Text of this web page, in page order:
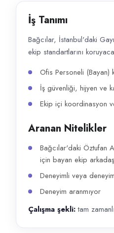
Başvuru kanalları
WhatsApp, Telegram, Telefon
İlan açıklaması
Bağcılar, İstanbul'daki Gayrimenkul
İş Tanımı
Bağcılar, İstanbul'daki
ekip standartlarını
Ofis Personeli (Bayan)
İş güvenliği, hijyen ve
Ekip içi koordinasyon
Aranan Nitelikler
Bağcılar'daki Öztufan
için bayan ekip
Deneyimli veya
Deneyim aranmıyor
Çalışma şekli:tam